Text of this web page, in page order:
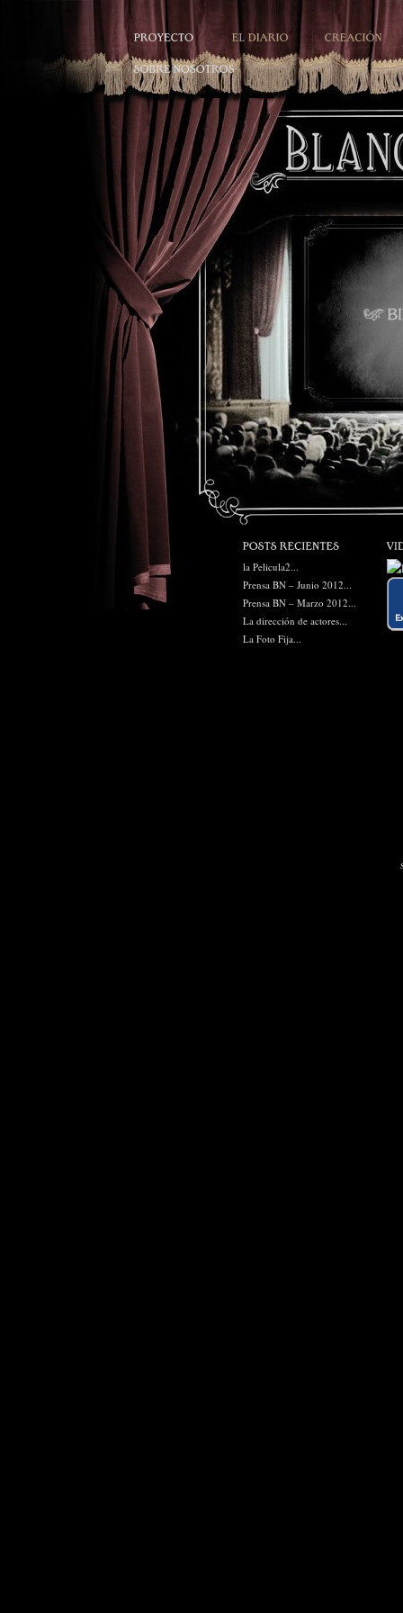
la Pelicula2...
Prensa BN – Junio 2012...
Prensa BN – Marzo 2012...
La dirección de actores...
La Foto Fija...